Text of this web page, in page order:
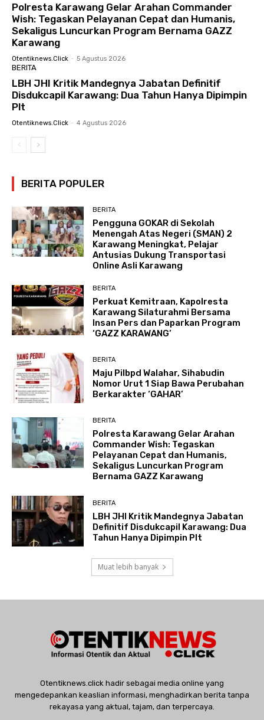
Polresta Karawang Gelar Arahan Commander
Wish: Tegaskan Pelayanan Cepat dan Humanis,
Sekaligus Luncurkan Program Bernama GAZZ
Karawang
Otentiknews.click - 5 Agustus 2026
BERITA
LBH JHI Kritik Mandegnya Jabatan Definitif
Disdukcapil Karawang: Dua Tahun Hanya Dipimpin
Plt
Otentiknews.click - 4 Agustus 2026
BERITA POPULER
BERITA
Pengguna GOKAR di Sekolah
Menengah Atas Negeri (SMAN) 2
Karawang Meningkat, Pelajar
Antusias Dukung Transportasi
Online Asli Karawang
BERITA
Perkuat Kemitraan, Kapolresta
Karawang Silaturahmi Bersama
Insan Pers dan Paparkan Program
‘GAZZ KARAWANG’
BERITA
Maju Pilbpd Walahar, Sihabudin
Nomor Urut 1 Siap Bawa Perubahan
Berkarakter ‘GAHAR’
BERITA
Polresta Karawang Gelar Arahan
Commander Wish: Tegaskan
Pelayanan Cepat dan Humanis,
Sekaligus Luncurkan Program
Bernama GAZZ Karawang
BERITA
LBH JHI Kritik Mandegnya Jabatan
Definitif Disdukcapil Karawang: Dua
Tahun Hanya Dipimpin Plt
Muat lebih banyak
Otentiknews.click hadir sebagai media online yang
mengedepankan keaslian informasi, menghadirkan berita tanpa
rekayasa yang aktual, tajam, dan terpercaya.